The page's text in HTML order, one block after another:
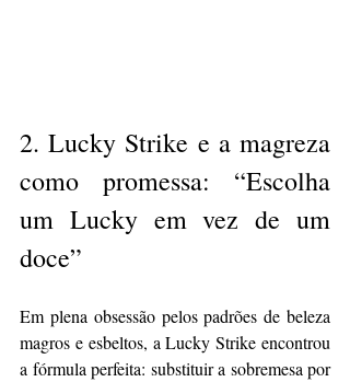
2. Lucky Strike e a magreza
como promessa: “Escolha
um Lucky em vez de um
doce”
Em plena obsessão pelos padrões de beleza
magros e esbeltos, a Lucky Strike encontrou
a fórmula perfeita: substituir a sobremesa por